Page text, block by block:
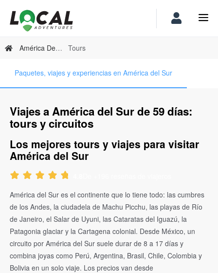
América Del Sur Tours
Paquetes, viajes y experiencias en América del Sur
Viajes a América del Sur de 59 días:
tours y circuitos
Los mejores tours y viajes para visitar
América del Sur
América del Sur es el continente que lo tiene todo: las cumbres
de los Andes, la ciudadela de Machu Picchu, las playas de Río
de Janeiro, el Salar de Uyuni, las Cataratas del Iguazú, la
Patagonia glaciar y la Cartagena colonial. Desde México, un
circuito por América del Sur suele durar de 8 a 17 días y
combina joyas como Perú, Argentina, Brasil, Chile, Colombia y
Bolivia en un solo viaje. Los precios van desde